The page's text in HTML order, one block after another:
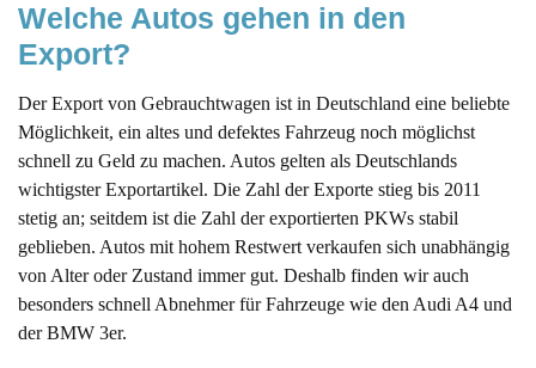
Welche Autos gehen in den
Export?
Der Export von Gebrauchtwagen ist in Deutschland eine beliebte
Möglichkeit, ein altes und defektes Fahrzeug noch möglichst
schnell zu Geld zu machen. Autos gelten als Deutschlands
wichtigster Exportartikel. Die Zahl der Exporte stieg bis 2011
stetig an; seitdem ist die Zahl der exportierten PKWs stabil
geblieben. Autos mit hohem Restwert verkaufen sich unabhängig
von Alter oder Zustand immer gut. Deshalb finden wir auch
besonders schnell Abnehmer für Fahrzeuge wie den Audi A4 und
der BMW 3er.